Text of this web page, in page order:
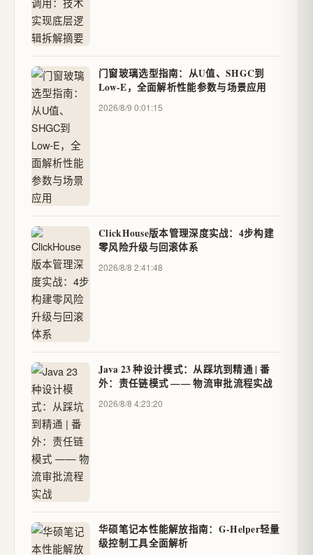
门窗玻璃选型指南：从U值、SHGC到
Low-E，全面解析性能参数与场景应用
2026/8/9 0:01:15
ClickHouse版本管理深度实战：4步构建
零风险升级与回滚体系
2026/8/8 2:41:48
Java 23 种设计模式：从踩坑到精通 | 番
外：责任链模式 —— 物流审批流程实战
2026/8/8 4:23:20
华硕笔记本性能解放指南：G-Helper轻量
级控制工具全面解析